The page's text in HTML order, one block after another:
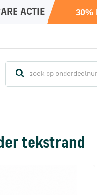
ACTIE 30%
tekstrand